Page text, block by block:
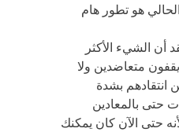
هو تطور هام
أن الشيء الأكثر
متعاضدين ولا
انتقادهم بشدة
حتى بالمعادين
حتى الآن كان يمكنك